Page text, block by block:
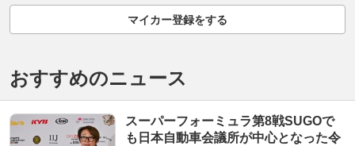
マイカー登録をする
おすすめのニュース
スーパーフォーミュラ第8戦SUGOで
も日本自動車会議所が中心となった令